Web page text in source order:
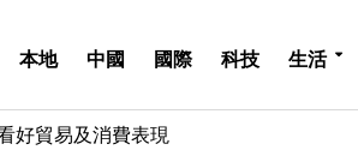
本地 中國 國際 科技 生活
好貿易及消費表現